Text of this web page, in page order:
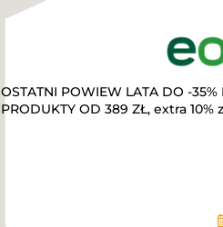
OSTATNI POWIEW LATA DO -
PRODUKTY OD 389 ZŁ, extra